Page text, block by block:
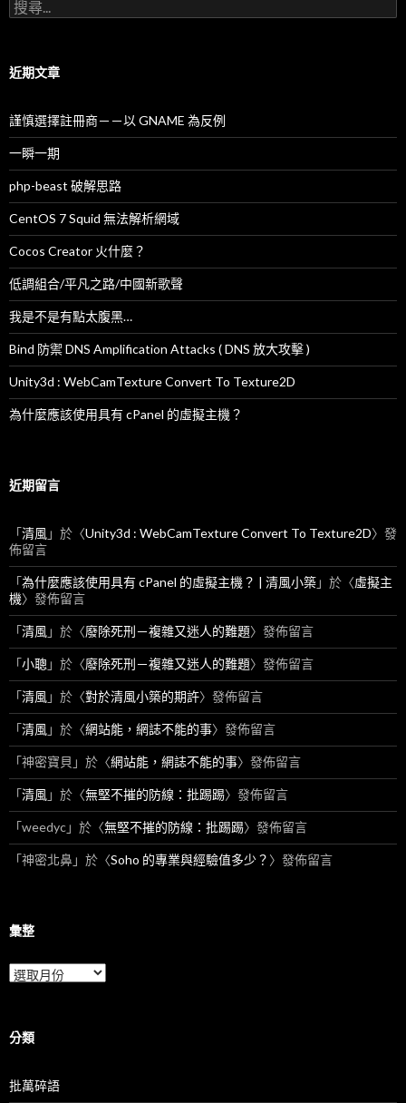
搜
尋
字
近期文章
謹慎選擇註冊商－－以 GNAME 為反例
一瞬一期
php-beast 破解思路
CentOS 7 Squid 無法解析網域
Cocos Creator 火什麼？
低調組合/平凡之路/中國新歌聲
我是不是有點太腹黑…
Bind 防禦 DNS Amplification Attacks ( DNS 放大攻擊 )
Unity3d : WebCamTexture Convert To Texture2D
為什麼應該使用具有 cPanel 的虛擬主機？
近期留言
「清風 」於〈Unity3d : WebCamTexture Convert To Texture2D〉發
佈留言
「為什麼應該使用具有 cPanel 的虛擬主機？ | 清風小築」於〈虛擬主
機〉發佈留言
「清風 」於〈廢除死刑－複雜又迷人的難題〉發佈留言
「小聰 」於〈廢除死刑－複雜又迷人的難題〉發佈留言
「清風 」於〈對於清風小築的期許〉發佈留言
「清風 」於〈網站能，網誌不能的事〉發佈留言
「神密寶貝 」於〈網站能，網誌不能的事〉發佈留言
「清風 」於〈無堅不摧的防線：批踢踢〉發佈留言
「weedyc」於〈無堅不摧的防線：批踢踢〉發佈留言
「神密北鼻」於〈Soho 的專業與經驗值多少？ 〉發佈留言
彙整
彙
整
分類
批萬碎語